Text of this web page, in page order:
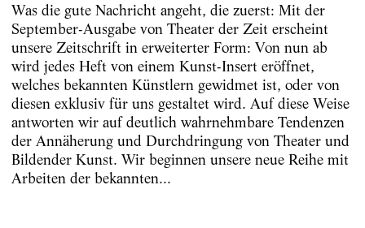
Was die gute Nachricht angeht, die zuerst: Mit der
September-Ausgabe von Theater der Zeit erscheint
unsere Zeitschrift in erweiterter Form: Von nun ab
wird jedes Heft von einem Kunst-Insert eröffnet,
welches bekannten Künstlern gewidmet ist, oder von
diesen exklusiv für uns gestaltet wird. Auf diese Weise
antworten wir auf deutlich wahrnehmbare Tendenzen
der Annäherung und Durchdringung von Theater und
Bildender Kunst. Wir beginnen unsere neue Reihe mit
Arbeiten der bekannten...